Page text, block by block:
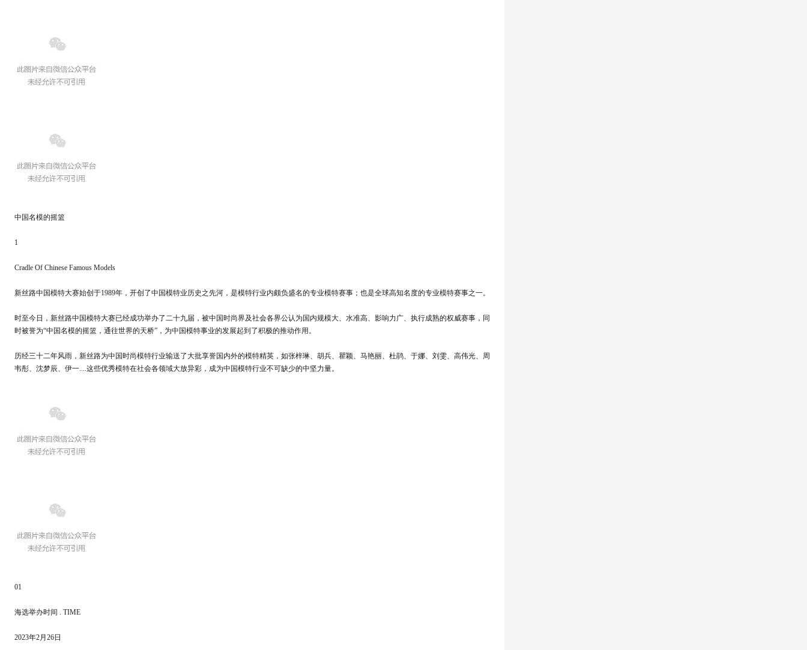
中国名模的摇篮
1
Cradle Of Chinese Famous Models
新丝路中国模特大赛始创于1989年，开创了中国模特业历史之先河，是模特行业内颇负盛名的专业模特赛事；也是全球高知名度的专业模特赛事之一。
时至今日，新丝路中国模特大赛已经成功举办了二十九届，被中国时尚界及社会各界公认为国内规模大、水准高、影响力广、执行成熟的权威赛事，同
时被誉为“中国名模的摇篮，通往世界的天桥”，为中国模特事业的发展起到了积极的推动作用。
历经三十二年风雨，新丝路为中国时尚模特行业输送了大批享誉国内外的模特精英，如张梓琳、胡兵、瞿颖、马艳丽、杜鹃、于娜、刘雯、高伟光、周
韦彤、沈梦辰、伊一....这些优秀模特在社会各领域大放异彩，成为中国模特行业不可缺少的中坚力量。
01
海选举办时间 . TIME
2023年2月26日